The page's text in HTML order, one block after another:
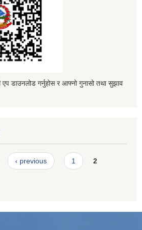
डाउनलोड गर्नुहोस र आफ्नो गुनासो तथा सुझाव
‹ previous 1 2